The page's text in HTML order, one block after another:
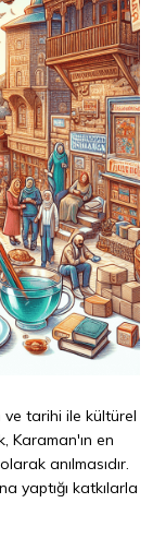
ve tarihi ile kültürel
Karaman'ın en
anılmasıdır.
yaptığı katkılarla